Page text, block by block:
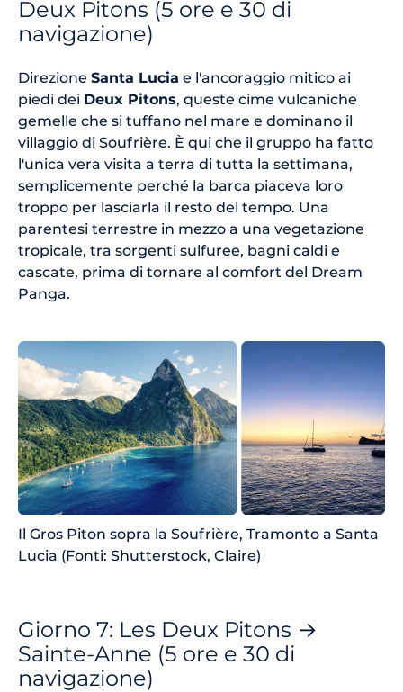
Deux Pitons (5 ore e 30 di
navigazione)
Direzione Santa Lucia e l'ancoraggio mitico ai
piedi dei Deux Pitons, queste cime vulcaniche
gemelle che si tuffano nel mare e dominano il
villaggio di Soufrière. È qui che il gruppo ha fatto
l'unica vera visita a terra di tutta la settimana,
semplicemente perché la barca piaceva loro
troppo per lasciarla il resto del tempo. Una
parentesi terrestre in mezzo a una vegetazione
tropicale, tra sorgenti sulfuree, bagni caldi e
cascate, prima di tornare al comfort del Dream
Panga.
Il Gros Piton sopra la Soufrière, Tramonto a Santa
Lucia (Fonti: Shutterstock, Claire)
Giorno 7: Les Deux Pitons →
Sainte-Anne (5 ore e 30 di
navigazione)